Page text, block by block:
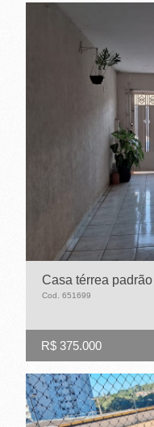
Casa térrea
Cod. 651699
R$ 375.000